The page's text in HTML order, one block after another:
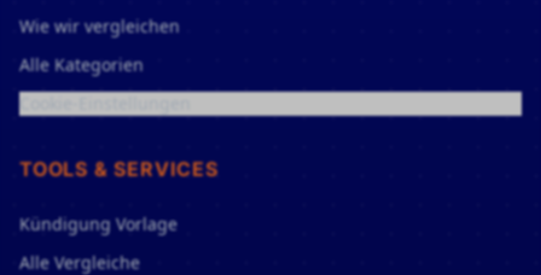
Wie wir vergleichen
Alle Kategorien
TOOLS & SERVICES
Kündigung Vorlage
Alle Vergleiche